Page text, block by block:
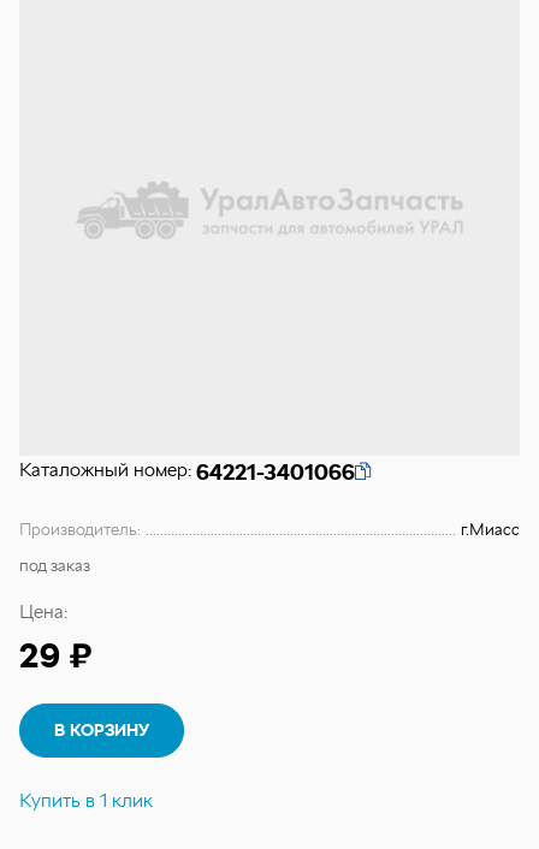
Каталожный номер: 64221-3401066
Производитель:
г.Миасс
под заказ
Цена:
29 ₽
В КОРЗИНУ
Купить в 1 клик